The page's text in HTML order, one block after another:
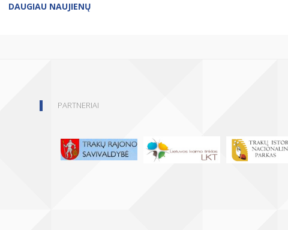
DAUGIAU NAUJIENŲ
PARTNERIAI